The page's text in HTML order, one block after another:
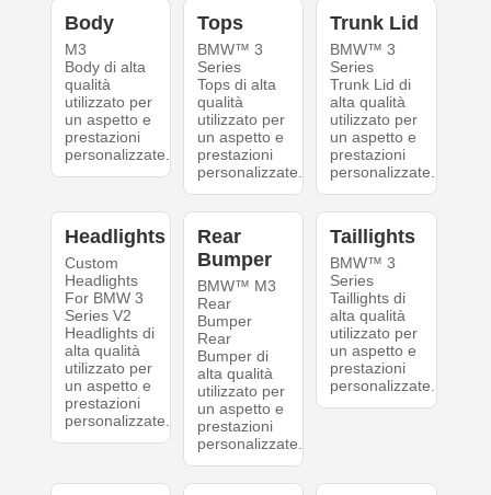
Body
M3
Body di alta
qualità
utilizzato per
un aspetto e
prestazioni
personalizzate.
Tops
BMW™ 3
Series
Tops di alta
qualità
utilizzato per
un aspetto e
prestazioni
personalizzate.
Trunk Lid
BMW™ 3
Series
Trunk Lid di
alta qualità
utilizzato per
un aspetto e
prestazioni
personalizzate.
Headlights
Custom
Headlights
For BMW 3
Series V2
Headlights di
alta qualità
utilizzato per
un aspetto e
prestazioni
personalizzate.
Rear
Bumper
BMW™ M3
Rear
Bumper
Rear
Bumper di
alta qualità
utilizzato per
un aspetto e
prestazioni
personalizzate.
Taillights
BMW™ 3
Series
Taillights di
alta qualità
utilizzato per
un aspetto e
prestazioni
personalizzate.